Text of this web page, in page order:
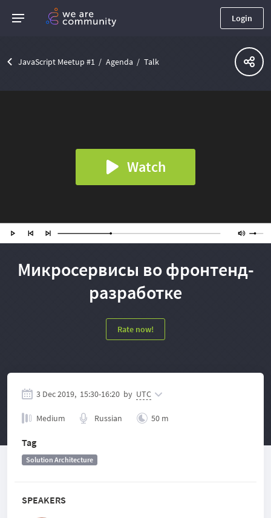
Login
JavaScript Meetup #1 Agenda Talk
Watch
Микросервисы во фронтенд-
разработке
Rate now!
SPEAKERS
3 Dec 2019, 15:30-16:20 by UTC
Medium Russian 50 m
Tag
Solution Architecture